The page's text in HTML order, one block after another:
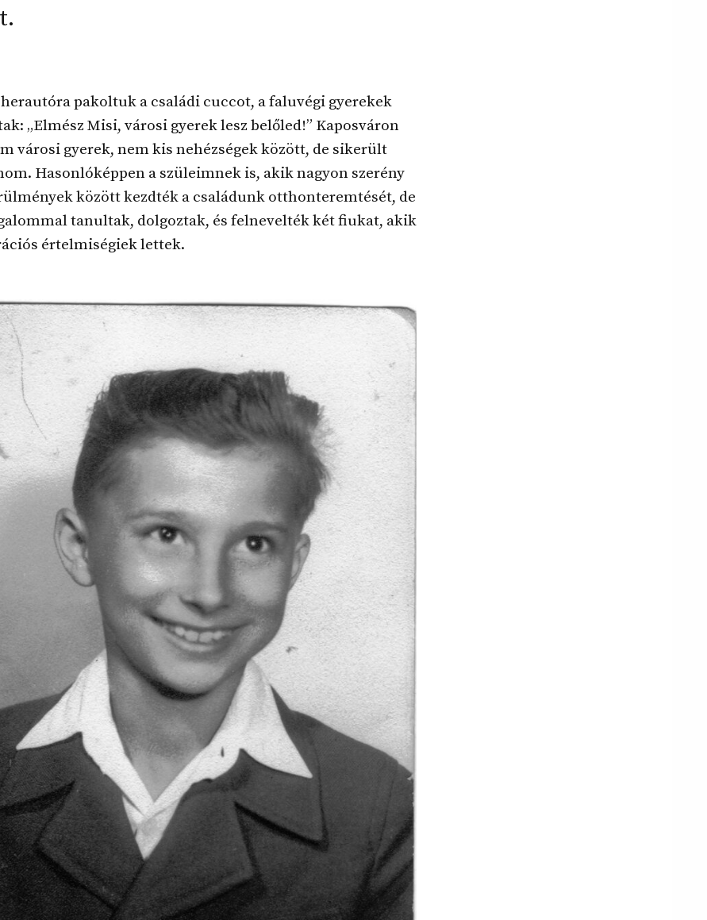
pakoltuk a családi cuccot, a faluvégi gyerekek
„Elmész Misi, városi gyerek lesz belőled!” Kaposváron
városi gyerek, nem kis nehézségek között, de sikerült
Hasonlóképpen a szüleimnek is, akik nagyon szerény
között kezdték a családunk otthonteremtését, de
tanultak, dolgoztak, és felnevelték két fiukat, akik
értelmiségiek lettek.